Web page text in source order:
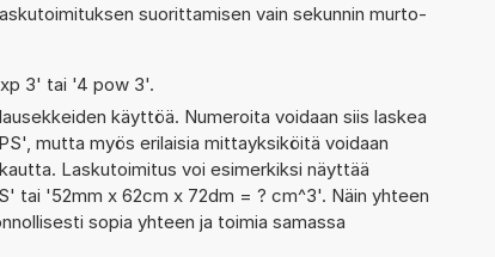
suorittamisen vain sekunnin murto-
3' tai '4 pow 3'.
käyttöä. Numeroita voidaan siis laskea
mutta myös erilaisia mittayksiköitä voidaan
Laskutoimitus voi esimerkiksi näyttää
tai '52mm x 62cm x 72dm = ? cm^3'. Näin yhteen
sopia yhteen ja toimia samassa